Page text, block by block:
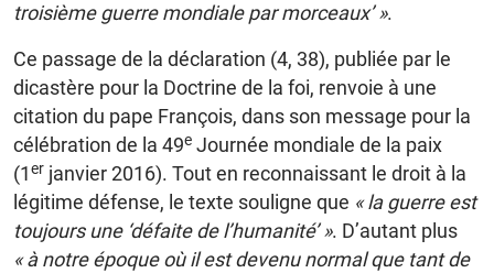
troisième guerre mondiale par morceaux’ ».
Ce passage de la déclaration (4, 38), publiée par le
dicastère pour la Doctrine de la foi, renvoie à une
citation du pape François, dans son message pour la
célébration de la 49e Journée mondiale de la paix
(1er janvier 2016). Tout en reconnaissant le droit à la
légitime défense, le texte souligne que « la guerre est
toujours une ‘défaite de l’humanité’ ». D’autant plus
« à notre époque où il est devenu normal que tant de